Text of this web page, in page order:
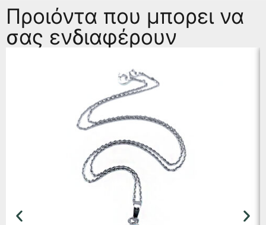
Προιόντα που μπορει να
σας ενδιαφέρουν